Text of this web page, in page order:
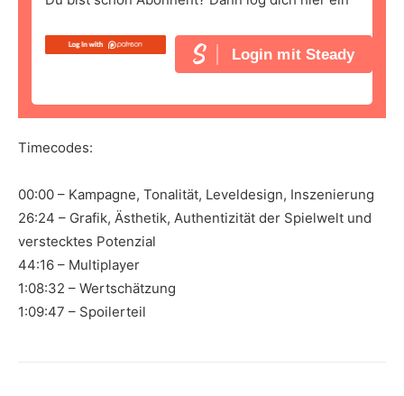
Login mit Steady
Timecodes:
00:00 – Kampagne, Tonalität, Leveldesign, Inszenierung
26:24 – Grafik, Ästhetik, Authentizität der Spielwelt und
verstecktes Potenzial
44:16 – Multiplayer
1:08:32 – Wertschätzung
1:09:47 – Spoilerteil